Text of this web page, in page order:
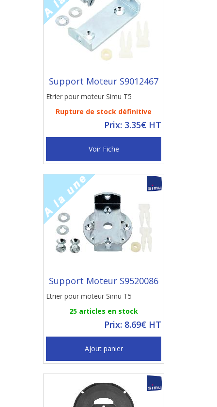
Support Moteur S9012467
Etrier pour moteur Simu T5
Rupture de stock définitive
Prix: 3.35€ HT
Voir Fiche
Support Moteur S9520086
Etrier pour moteur Simu T5
25 articles en stock
Prix: 8.69€ HT
Ajout panier